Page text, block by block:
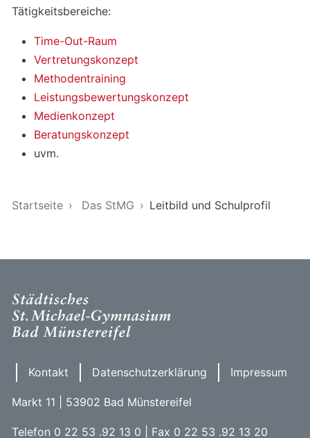
Tätigkeitsbereiche:
Time-Out-Raum
Vertretungskonzept
Methodentraining
Leistungsbewertungskonzept
Medienkonzept
Beratungskonzept
uvm.
Startseite
Das StMG Leitbild und Schulprofil
Kontakt Datenschutzerklärung Impressum
Markt 11 | 53902 Bad Münstereifel
Telefon 0 22 53 .92 13 0 | Fax 0 22 53 .92 13 20